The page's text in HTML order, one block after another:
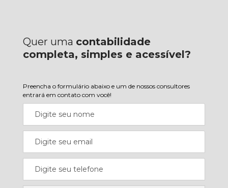
Quer uma contabilidade
completa, simples e acessível?
Preencha o formulário abaixo e um de nossos consultores
entrará em contato com você!